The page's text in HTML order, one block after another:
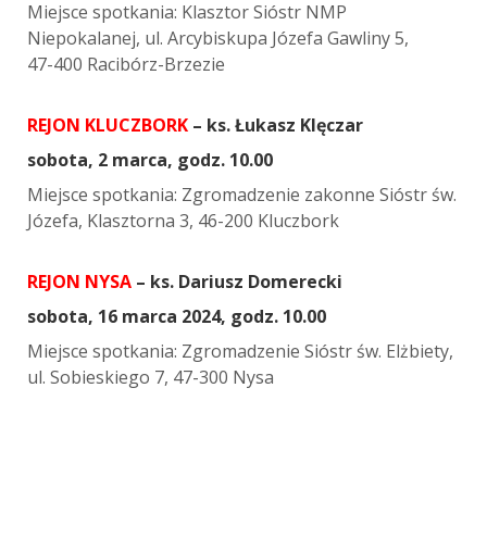
Miejsce spotkania: Klasztor Sióstr NMP
Niepokalanej, ul. Arcybiskupa Józefa Gawliny 5,
47-400 Racibórz-Brzezie
REJON KLUCZBORK – ks. Łukasz Klęczar
sobota, 2 marca, godz. 10.00
Miejsce spotkania: Zgromadzenie zakonne Sióstr św.
Józefa, Klasztorna 3, 46-200 Kluczbork
REJON NYSA – ks. Dariusz Domerecki
sobota, 16 marca 2024, godz. 10.00
Miejsce spotkania: Zgromadzenie Sióstr św. Elżbiety,
ul. Sobieskiego 7, 47-300 Nysa